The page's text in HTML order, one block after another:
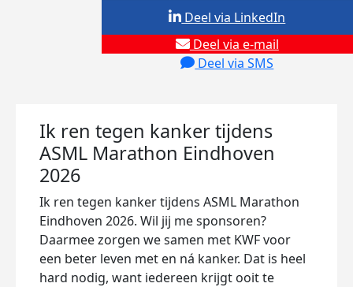
Deel via e-mail
Deel via SMS
Deel via LinkedIn
Ik ren tegen kanker tijdens
ASML Marathon Eindhoven
2026
Ik ren tegen kanker tijdens ASML Marathon
Eindhoven 2026. Wil jij me sponsoren?
Daarmee zorgen we samen met KWF voor
een beter leven met en ná kanker. Dat is heel
hard nodig, want iedereen krijgt ooit te